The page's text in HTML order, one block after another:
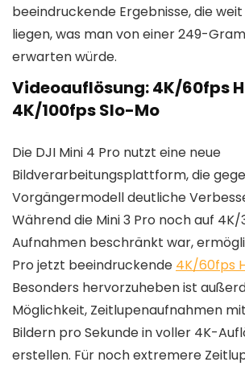
beeindruckende Ergebnisse, die
liegen, was man von einer 249-
erwarten würde.
Videoauflösung: 4K/60fps
4K/100fps Slo-Mo
Die DJI Mini 4 Pro nutzt eine neue
Bildverarbeitungsplattform, die
Vorgängermodell deutliche
Während die Mini 3 Pro noch auf 4K/
Aufnahmen beschränkt war,
Pro jetzt beeindruckende 4K/60fps
Besonders hervorzuheben ist
Möglichkeit, Zeitlupenaufnahmen mit
Bildern pro Sekunde in voller 4K-
erstellen. Für noch extremere